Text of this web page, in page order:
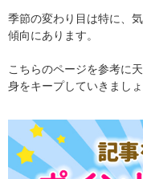
季節の変わり目は特に、
傾向にあります。
こちらのページを参考に
身をキープしていきましょ